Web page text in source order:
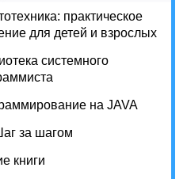
практическое
для детей и взрослых
системного
на JAVA
за шагом
книги